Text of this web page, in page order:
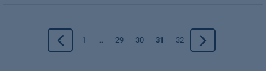
1 ... 29 30 31 32